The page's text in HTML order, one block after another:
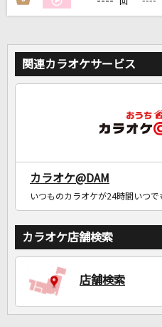
関連カラオケサービス
カラオケ@DAM
いつものカラオケが24時間いつで
カラオケ店舗検索
店舗検索